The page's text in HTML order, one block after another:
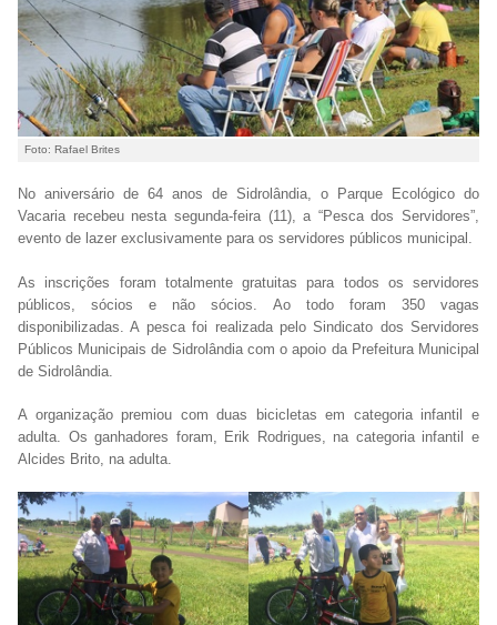
Foto: Rafael Brites
No aniversário de 64 anos de Sidrolândia, o Parque Ecológico do
Vacaria recebeu nesta segunda-feira (11), a “Pesca dos Servidores”,
evento de lazer exclusivamente para os servidores públicos municipal.
As inscrições foram totalmente gratuitas para todos os servidores
públicos, sócios e não sócios. Ao todo foram 350 vagas
disponibilizadas. A pesca foi realizada pelo Sindicato dos Servidores
Públicos Municipais de Sidrolândia com o apoio da Prefeitura Municipal
de Sidrolândia.
A organização premiou com duas bicicletas em categoria infantil e
adulta. Os ganhadores foram, Erik Rodrigues, na categoria infantil e
Alcides Brito, na adulta.